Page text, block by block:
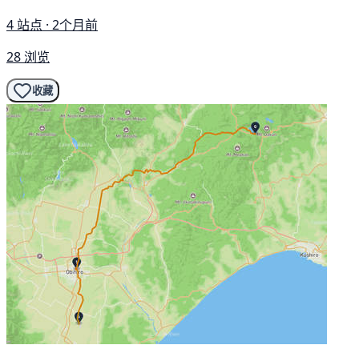
4 站点 · 2个月前
28 浏览
收藏